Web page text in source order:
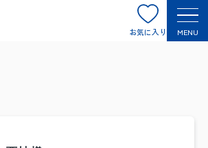
お気に入り MENU